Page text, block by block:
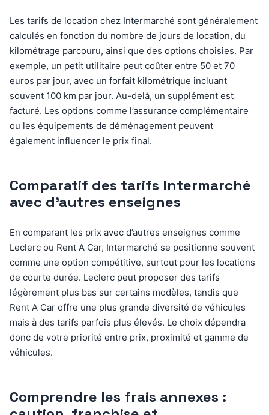
Les tarifs de location chez Intermarché sont généralement
calculés en fonction du nombre de jours de location, du
kilométrage parcouru, ainsi que des options choisies. Par
exemple, un petit utilitaire peut coûter entre 50 et 70
euros par jour, avec un forfait kilométrique incluant
souvent 100 km par jour. Au-delà, un supplément est
facturé. Les options comme l’assurance complémentaire
ou les équipements de déménagement peuvent
également influencer le prix final.
Comparatif des tarifs Intermarché
avec d’autres enseignes
En comparant les prix avec d’autres enseignes comme
Leclerc ou Rent A Car, Intermarché se positionne souvent
comme une option compétitive, surtout pour les locations
de courte durée. Leclerc peut proposer des tarifs
légèrement plus bas sur certains modèles, tandis que
Rent A Car offre une plus grande diversité de véhicules
mais à des tarifs parfois plus élevés. Le choix dépendra
donc de votre priorité entre prix, proximité et gamme de
véhicules.
Comprendre les frais annexes :